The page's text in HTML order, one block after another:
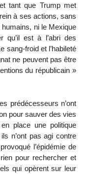
tant que Trump met
à ses actions, sans
ni le Mexique
qu’il est à l’abri des
sang-froid et l’habileté
ne peuvent pas être
du républicain »
prédécesseurs n’ont
pour sauver des vies
place une politique
n’ont pas agi contre
l’épidémie de
pour rechercher et
qui opèrent sur leur